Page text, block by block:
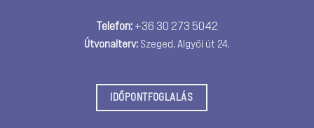
Telefon:+36 30 273 5042
Útvonalterv: Szeged, Algyői út 24.
IDŐPONTFOGLALÁS